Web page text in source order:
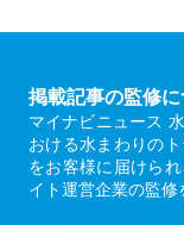
掲載記事の監修に
マイナビニュース
おける水まわりの
をお客様に届けら
イト運営企業の監修